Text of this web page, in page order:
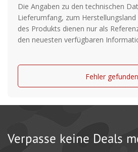
Infinite Anti-Reverse® Rücklaufsperre,
Brake Block Bremssystem
Fast Drag Bremse (QD)
X-Wind Schnurverlegung
Aluminium Schnellklappkurbel
CNC gefräste Aluminium-Weitwurfspule
PowerBail Schnurfangbügel
Die Angaben zu den technischen
Lieferumfang, zum
des Produkts dienen nur als
den neuesten verfügbaren
Fehler
Verpasse keine Deals